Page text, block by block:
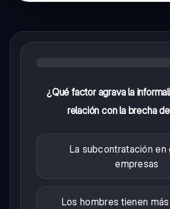
¿Qué factor agrava la
relación con la brecha
La subcontratación en
empresas
Los hombres tienen